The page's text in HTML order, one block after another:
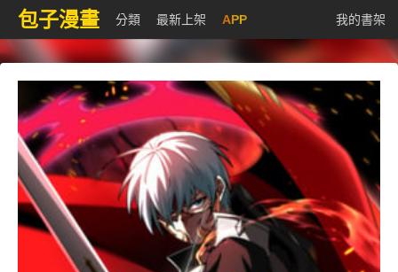
包子漫畫 分類 最新上架 APP 我的書架